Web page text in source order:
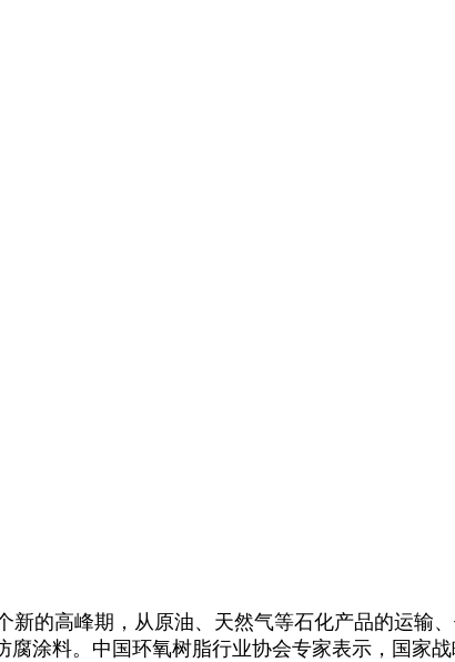
的高峰期，从原油、天然气等石化产品的运输
涂料。中国环氧树脂行业协会专家表示，国家